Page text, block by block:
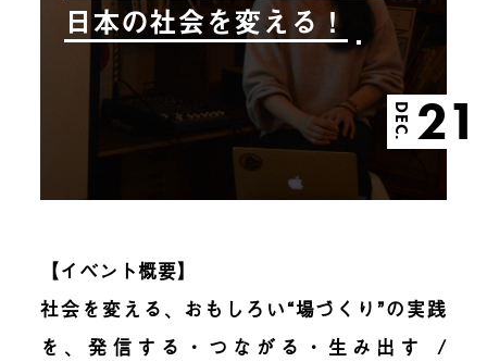
日本の社会を変える！
DEC. 21
【イベント概要】
社会を変える、おもしろい“場づくり”の実践
を、発信する・つながる・生み出す
/